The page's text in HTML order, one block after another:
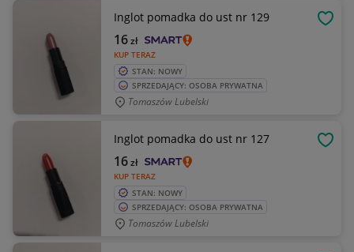
Inglot pomadka do ust nr 129
KUP TERAZ
16zł
STAN: NOWY
SPRZEDAJĄCY: OSOBA PRYWATNA
Tomaszów Lubelski
Inglot pomadka do ust nr 127
KUP TERAZ
16zł
STAN: NOWY
SPRZEDAJĄCY: OSOBA PRYWATNA
Tomaszów Lubelski